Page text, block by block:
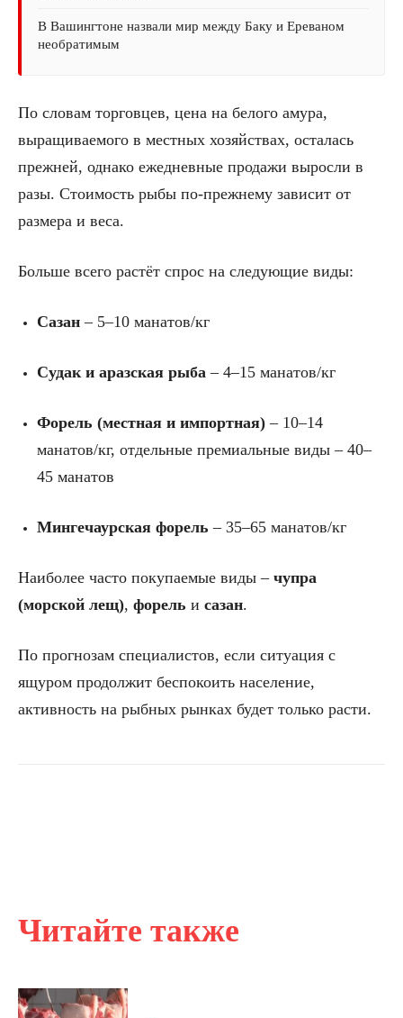
Читайте также
В Вашингтоне назвали мир между Баку и Ереваном
необратимым
По словам торговцев, цена на белого амура,
выращиваемого в местных хозяйствах, осталась
прежней, однако ежедневные продажи выросли в
разы. Стоимость рыбы по-прежнему зависит от
размера и веса.
Больше всего растёт спрос на следующие виды:
Сазан – 5–10 манатов/кг
Судак и аразская рыба – 4–15 манатов/кг
Форель (местная и импортная) – 10–14
манатов/кг, отдельные премиальные виды – 40–
45 манатов
Мингечаурская форель – 35–65 манатов/кг
Наиболее часто покупаемые виды – чупра
(морской лещ), форель и сазан.
По прогнозам специалистов, если ситуация с
ящуром продолжит беспокоить население,
активность на рыбных рынках будет только расти.